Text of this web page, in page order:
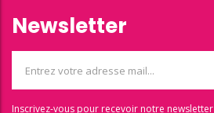
Newsletter
Inscrivez-vous pour recevoir notre newsletter